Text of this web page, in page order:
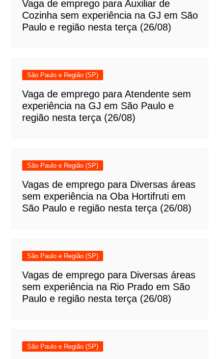
Vaga de emprego para Auxiliar de
Cozinha sem experiência na GJ em São
Paulo e região nesta terça (26/08)
São Paulo e Região (SP)
Vaga de emprego para Atendente sem
experiência na GJ em São Paulo e
região nesta terça (26/08)
São Paulo e Região (SP)
Vagas de emprego para Diversas áreas
sem experiência na Oba Hortifruti em
São Paulo e região nesta terça (26/08)
São Paulo e Região (SP)
Vagas de emprego para Diversas áreas
sem experiência na Rio Prado em São
Paulo e região nesta terça (26/08)
São Paulo e Região (SP)